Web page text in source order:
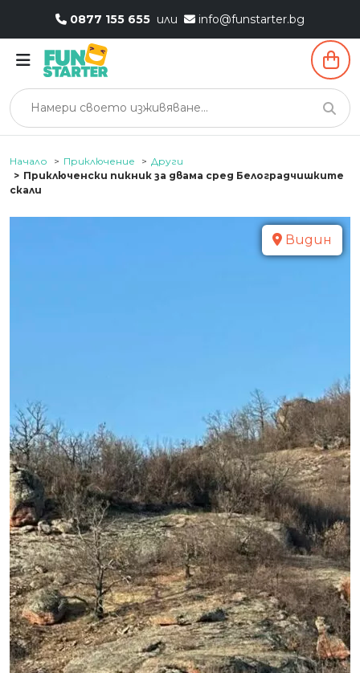
0877 155 655 или info@funstarter.bg
Начало Приключение
Други
Приключенски пикник за двама сред Белоградчишките
скали
Видин